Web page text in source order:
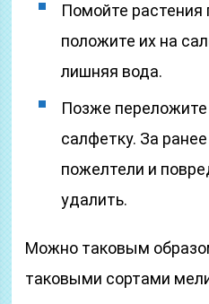
Помойте растения
положите их на
лишняя вода.
Позже
салфетку. За
пожелтели и
удалить.
Можно таковым
таковыми сортами